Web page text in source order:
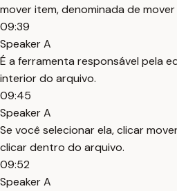
mover item, denominada de
09:39
Speaker A
É a ferramenta responsável pela
interior do arquivo.
09:45
Speaker A
Se você selecionar ela, clicar
clicar dentro do arquivo.
09:52
Speaker A